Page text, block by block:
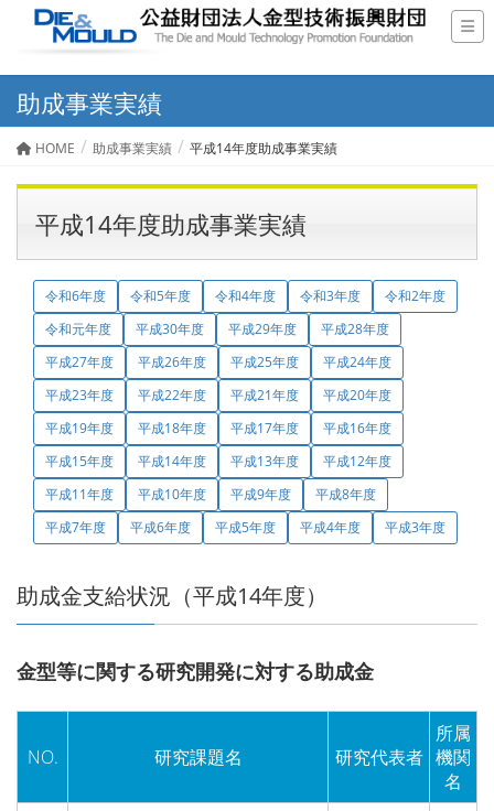
助成事業実績
HOME 助成事業実績 平成14年度助成事業実績
平成14年度助成事業実績
令和6年度 令和5年度 令和4年度 令和3年度
令和2年度
令和元年度
平成30年度 平成29年度
平成28年度
平成27年度
平成26年度 平成25年度
平成24年度
平成23年度
平成22年度 平成21年度
平成20年度
平成19年度
平成18年度 平成17年度
平成16年度
平成15年度
平成14年度 平成13年度
平成12年度
平成11年度
平成10年度 平成9年度
平成8年度
平成7年度
平成6年度 平成5年度 平成4年度 平成3年度
助成金支給状況（平成14年度）
金型等に関する研究開発に対する助成金
NO. 研究課題名 研究代表者
所属
機関
名